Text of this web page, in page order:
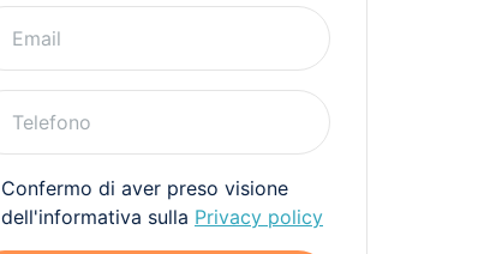
Confermo di aver preso visione
dell'informativa sulla Privacy policy